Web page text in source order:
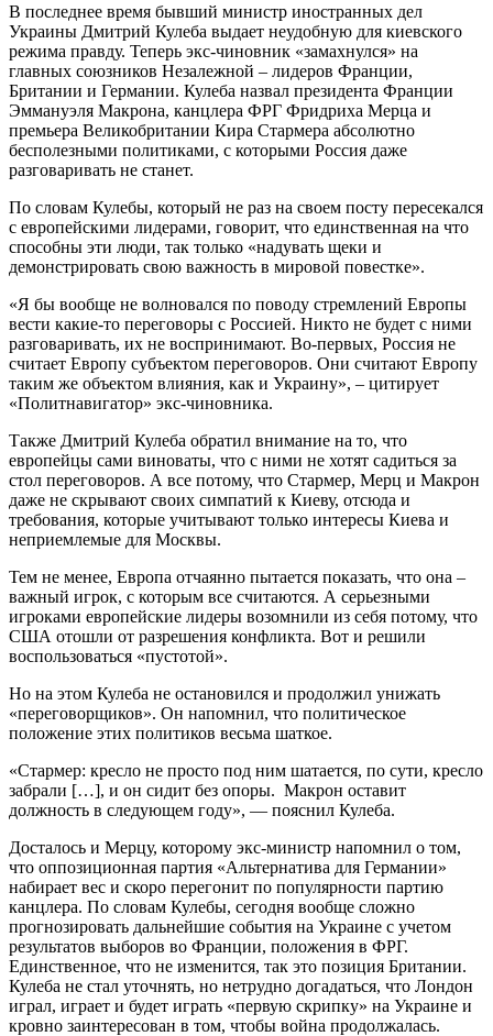
В последнее время бывший министр иностранных дел
Украины Дмитрий Кулеба выдает неудобную для киевского
режима правду. Теперь экс-чиновник «замахнулся» на
главных союзников Незалежной – лидеров Франции,
Британии и Германии. Кулеба назвал президента Франции
Эммануэля Макрона, канцлера ФРГ Фридриха Мерца и
премьера Великобритании Кира Стармера абсолютно
бесполезными политиками, с которыми Россия даже
разговаривать не станет.
По словам Кулебы, который не раз на своем посту пересекался
с европейскими лидерами, говорит, что единственная на что
способны эти люди, так только «надувать щеки и
демонстрировать свою важность в мировой повестке».
«Я бы вообще не волновался по поводу стремлений Европы
вести какие-то переговоры с Россией. Никто не будет с ними
разговаривать, их не воспринимают. Во-первых, Россия не
считает Европу субъектом переговоров. Они считают Европу
таким же объектом влияния, как и Украину», – цитирует
«Политнавигатор» экс-чиновника.
Также Дмитрий Кулеба обратил внимание на то, что
европейцы сами виноваты, что с ними не хотят садиться за
стол переговоров. А все потому, что Стармер, Мерц и Макрон
даже не скрывают своих симпатий к Киеву, отсюда и
требования, которые учитывают только интересы Киева и
неприемлемые для Москвы.
Тем не менее, Европа отчаянно пытается показать, что она –
важный игрок, с которым все считаются. А серьезными
игроками европейские лидеры возомнили из себя потому, что
США отошли от разрешения конфликта. Вот и решили
воспользоваться «пустотой».
Но на этом Кулеба не остановился и продолжил унижать
«переговорщиков». Он напомнил, что политическое
положение этих политиков весьма шаткое.
«Стармер: кресло не просто под ним шатается, по сути, кресло
забрали […], и он сидит без опоры. Макрон оставит
должность в следующем году», — пояснил Кулеба.
Досталось и Мерцу, которому экс-министр напомнил о том,
что оппозиционная партия «Альтернатива для Германии»
набирает вес и скоро перегонит по популярности партию
канцлера. По словам Кулебы, сегодня вообще сложно
прогнозировать дальнейшие события на Украине с учетом
результатов выборов во Франции, положения в ФРГ.
Единственное, что не изменится, так это позиция Британии.
Кулеба не стал уточнять, но нетрудно догадаться, что Лондон
играл, играет и будет играть «первую скрипку» на Украине и
кровно заинтересован в том, чтобы война продолжалась.